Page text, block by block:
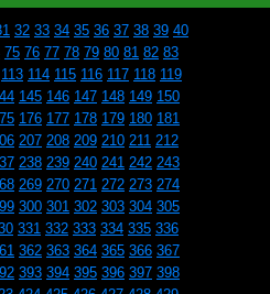
32 33 34 35 36 37 38 39 40
75 76 77 78 79 80 81 82 83
113 114 115 116 117 118 119
145 146 147 148 149 150
176 177 178 179 180 181
207 208 209 210 211 212
238 239 240 241 242 243
269 270 271 272 273 274
300 301 302 303 304 305
331 332 333 334 335 336
362 363 364 365 366 367
393 394 395 396 397 398